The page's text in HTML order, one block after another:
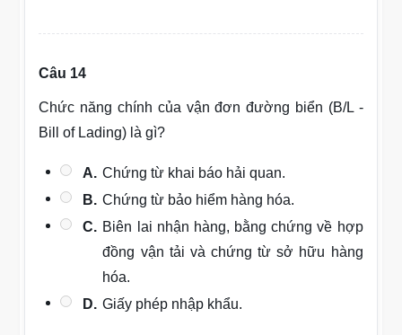
Câu 14
Chức năng chính của vận đơn đường biển (B/L -
Bill of Lading) là gì?
A. Chứng từ khai báo hải quan.
B. Chứng từ bảo hiểm hàng hóa.
C. Biên lai nhận hàng, bằng chứng về hợp
đồng vận tải và chứng từ sở hữu hàng
hóa.
D. Giấy phép nhập khẩu.